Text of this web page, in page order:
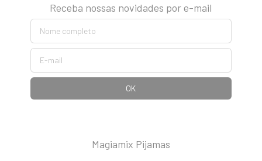
Receba nossas novidades por e-mail
Magiamix Pijamas